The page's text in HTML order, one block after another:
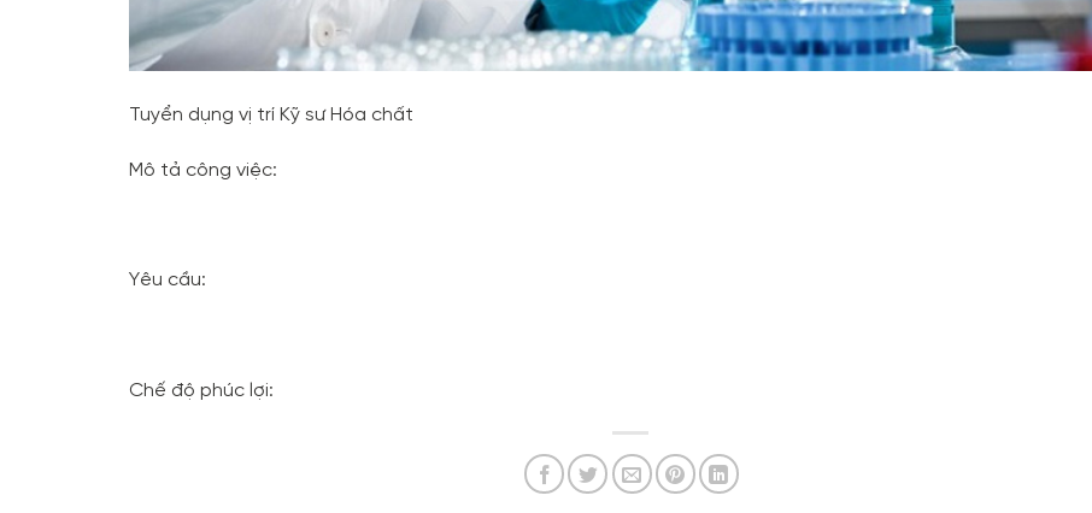
Tuyển dụng vị trí Kỹ sư Hóa chất
Mô tả công việc:
Yêu cầu:
Chế độ phúc lợi: